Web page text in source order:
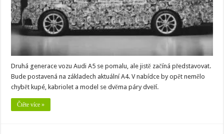
Druhá generace vozu Audi A5 se pomalu, ale jistě začíná představovat.
Bude postavená na základech aktuální A4. V nabídce by opět nemělo
chybět kupé, kabriolet a model se dvěma páry dveří.
Čtěte více »